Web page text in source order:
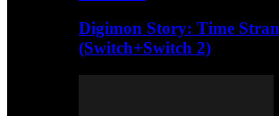
Digimon Story: Time
(Switch+Switch 2)